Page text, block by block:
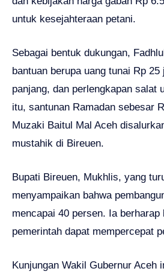
untuk kesejahteraan petani.
Sebagai bentuk dukungan,
bantuan berupa uang tunai Rp 25
panjang, dan perlengkapan salat
itu, santunan Ramadan sebesar
Muzaki Baitul Mal Aceh
mustahik di Bireuen.
Bupati Bireuen, Mukhlis, yang
menyampaikan bahwa
mencapai 40 persen. Ia berharap
pemerintah dapat mempercepat
Kunjungan Wakil Gubernur Aceh